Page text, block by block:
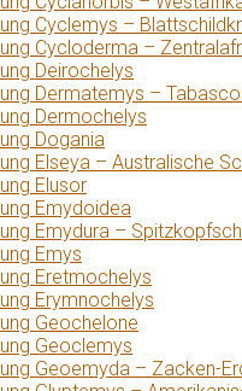
Cyclemys –
Cycloderma –
Deirochelys
Dermatemys –
Dermochelys
Dogania
Elseya – Australische
Elusor
Emydoidea
Emydura –
Emys
Eretmochelys
Erymnochelys
Geochelone
Geoclemys
Geoemyda – Zacken-